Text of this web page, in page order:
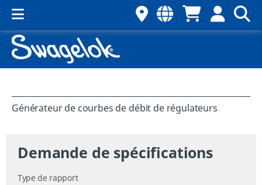
Générateur de courbes de débit de régulateurs
Demande de spécifications
Type de rapport